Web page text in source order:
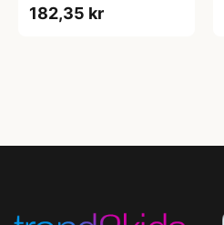
182,35 kr